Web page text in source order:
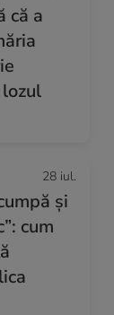
că a
28 iul.
și
cum